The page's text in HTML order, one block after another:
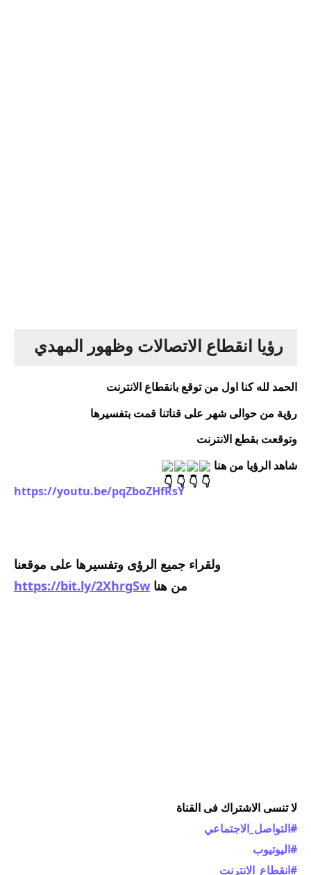
رؤيا انقطاع الاتصالات وظهور المهدي
الحمد لله كنا اول من توقع بانقطاع الانترنت
رؤية من حوالى شهر على قناتنا قمت بتفسيرها
وتوقعت بقطع الانترنت
شاهد الرؤيا من هنا
https://youtu.be/pqZboZHfRsY
ولقراء جميع الرؤى وتفسيرها على موقعنا
من هنا https://bit.ly/2XhrgSw
لا تنسى الاشتراك فى القناة
#التواصل_الاجتماعي
#اليوتيوب
#انقطاع_الانترنت